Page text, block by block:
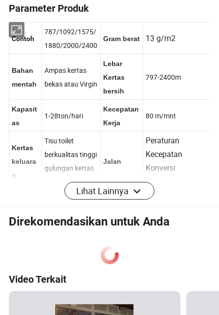
Parameter Produk
787/1092/1575/
Bahan
Ampas kertas
bekas atau Virgin
Lebar
Kertas
Kapasit
1-28ton/hari
Kecepatan
80 m/mnt
Kertas
keluara
Tisu toilet
berkualitas tinggi
gulungan kertas
Jaringan toilet
Peraturan
Kecepatan
Konversi
Frekuensi AC
Proses pembuatan kertas sederhana
Aliran kerja utama adalah seperti berikut ini:
2. pembuatan kertas lini produksi
Tampilan Produk
Lihat Lainnya
Direkomendasikan untuk Anda
Video Terkait